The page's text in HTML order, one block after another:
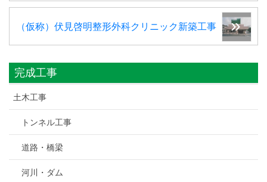
（仮称）伏見啓明整形外科クリニック新築工事
完成工事
土木工事
トンネル工事
道路・橋梁
河川・ダム